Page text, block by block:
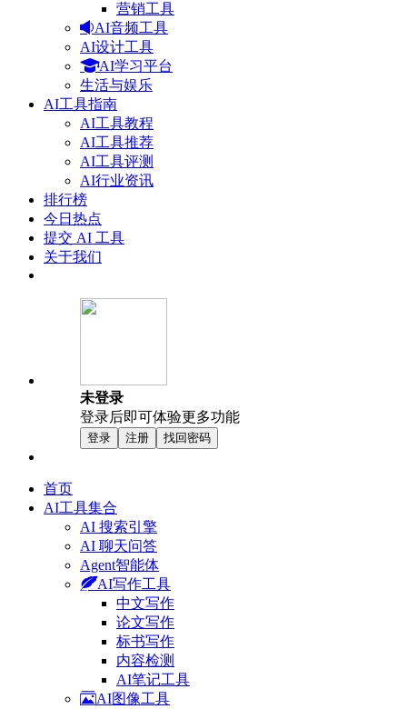
营销工具
AI音频工具
AI设计工具
AI学习平台
生活与娱乐
AI工具指南
AI工具教程
AI工具推荐
AI工具评测
AI行业资讯
排行榜
今日热点
提交 AI 工具
关于我们
未登录
登录后即可体验更多功能
登录 注册 找回密码
首页
AI工具集合
AI 搜索引擎
AI 聊天问答
Agent智能体
AI写作工具
中文写作
论文写作
标书写作
内容检测
AI笔记工具
AI图像工具